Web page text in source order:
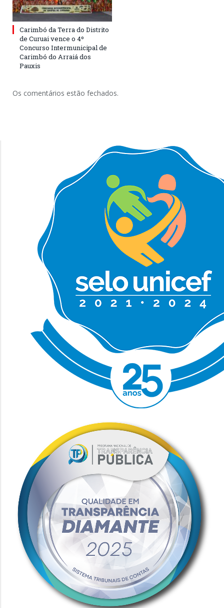
Carimbó da Terra do Distrito
de Curuai vence o 4º
Concurso Intermunicipal de
Carimbó do Arraiá dos
Pauxis
Os comentários estão fechados.